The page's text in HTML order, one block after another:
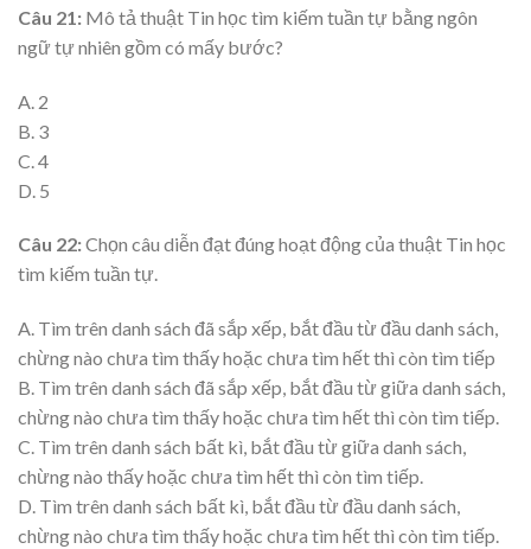
Câu 21: Mô tả thuật Tin học tìm kiếm tuần tự bằng ngôn
ngữ tự nhiên gồm có mấy bước?
A. 2
B. 3
C. 4
D. 5
Câu 22:Chọn câu diễn đạt đúng hoạt động của thuật Tin học
tìm kiếm tuần tự.
A. Tìm trên danh sách đã sắp xếp, bắt đầu từ đầu danh sách,
chừng nào chưa tìm thấy hoặc chưa tìm hết thì còn tìm tiếp
B. Tìm trên danh sách đã sắp xếp, bắt đầu từ giữa danh sách,
chừng nào chưa tìm thấy hoặc chưa tìm hết thì còn tìm tiếp.
C. Tìm trên danh sách bất kì, bắt đầu từ giữa danh sách,
chừng nào thấy hoặc chưa tìm hết thì còn tìm tiếp.
D. Tìm trên danh sách bất kì, bắt đầu từ đầu danh sách,
chừng nào chưa tìm thấy hoặc chưa tìm hết thì còn tìm tiếp.